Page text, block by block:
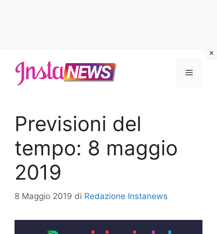
contenuto
Menu
Previsioni del
tempo: 8 maggio
2019
8 Maggio 2019 di Redazione Instanews